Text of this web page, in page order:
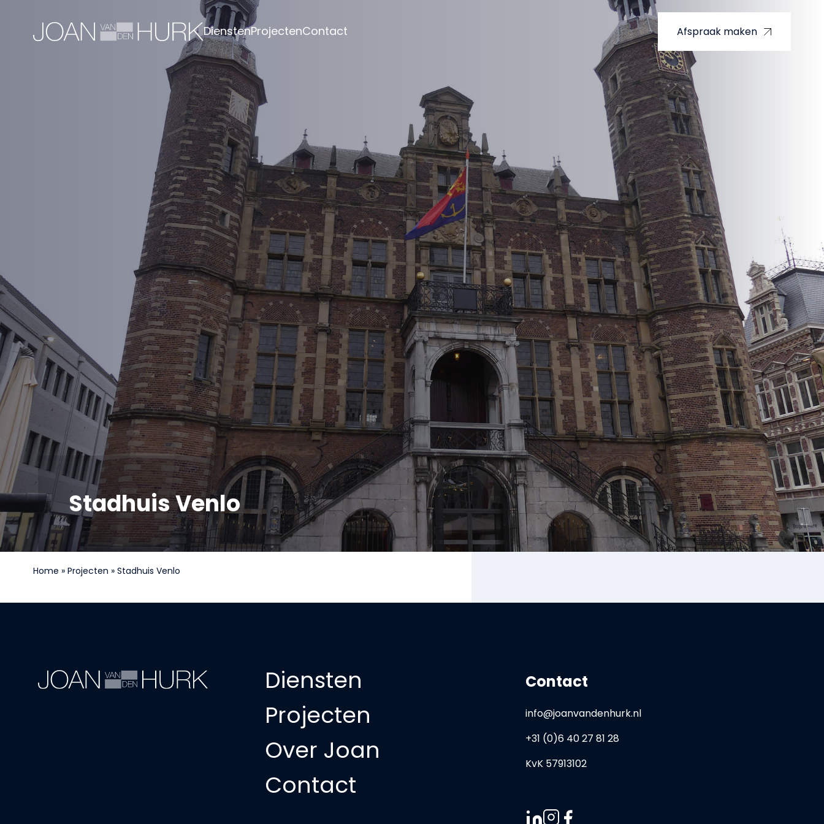
hoofdinhoud
Home DienstenProjectenContact Afspraak maken
Stadhuis Venlo
Home » Projecten » Stadhuis Venlo
Diensten
Projecten
Over Joan
Contact
Contact
info@joanvandenhurk.nl
+31 (0)6 40 27 81 28
KvK 57913102